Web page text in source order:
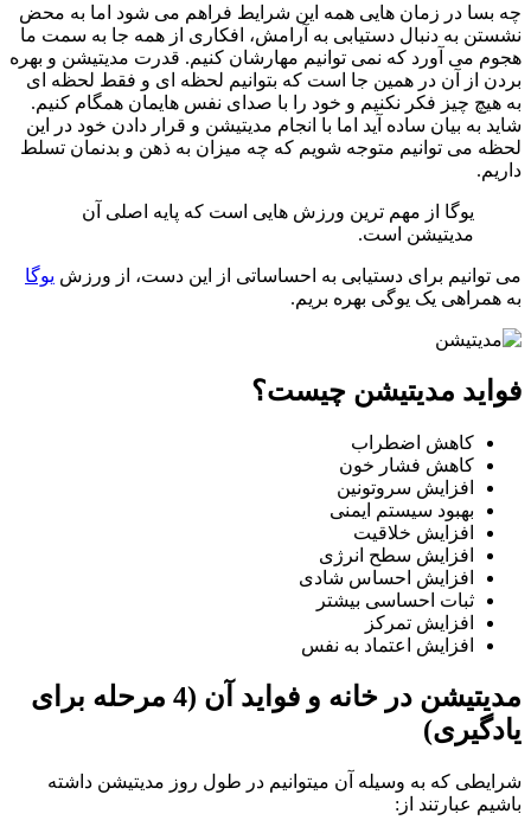
در زمان هایی همه این شرایط فراهم می شود اما به محض
به دنبال دستیابی به آرامش، افکاری از همه جا به سمت ما
می آورد که نمی توانیم مهارشان کنیم. قدرت مدیتیشن و بهره
از آن در همین جا است که بتوانیم لحظه ای و فقط لحظه ای
چیز فکر نکنیم و خود را با صدای نفس هایمان همگام کنیم.
به بیان ساده آید اما با انجام مدیتیشن و قرار دادن خود در این
می توانیم متوجه شویم که چه میزان به ذهن و بدنمان تسلط
یوگا از مهم ترین ورزش هایی است که پایه اصلی آن
مدیتیشن است.
برای دستیابی به احساساتی از این دست، از ورزش یوگا
یک یوگی بهره بریم.
مدیتیشن چیست؟
کاهش اضطراب
کاهش فشار خون
افزایش سروتونین
بهبود سیستم ایمنی
افزایش خلاقیت
افزایش سطح انرژی
افزایش احساس شادی
ثبات احساسی بیشتر
افزایش تمرکز
افزایش اعتماد به نفس
مدیتیشن در خانه و فواید آن (4 مرحله برای
که به وسیله آن میتوانیم در طول روز مدیتیشن داشته
عبارتند از: